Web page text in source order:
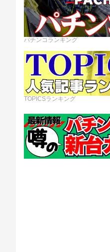
パチンコランキング
TOPICSランキング